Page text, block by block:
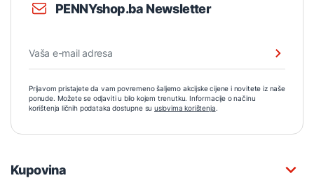
PENNYshop.ba Newsletter
Prijavom pristajete da vam povremeno šaljemo akcijske cijene i novitete iz naše
ponude. Možete se odjaviti u bilo kojem trenutku. Informacije o načinu
korištenja ličnih podataka dostupne su uslovima korištenja.
Kupovina